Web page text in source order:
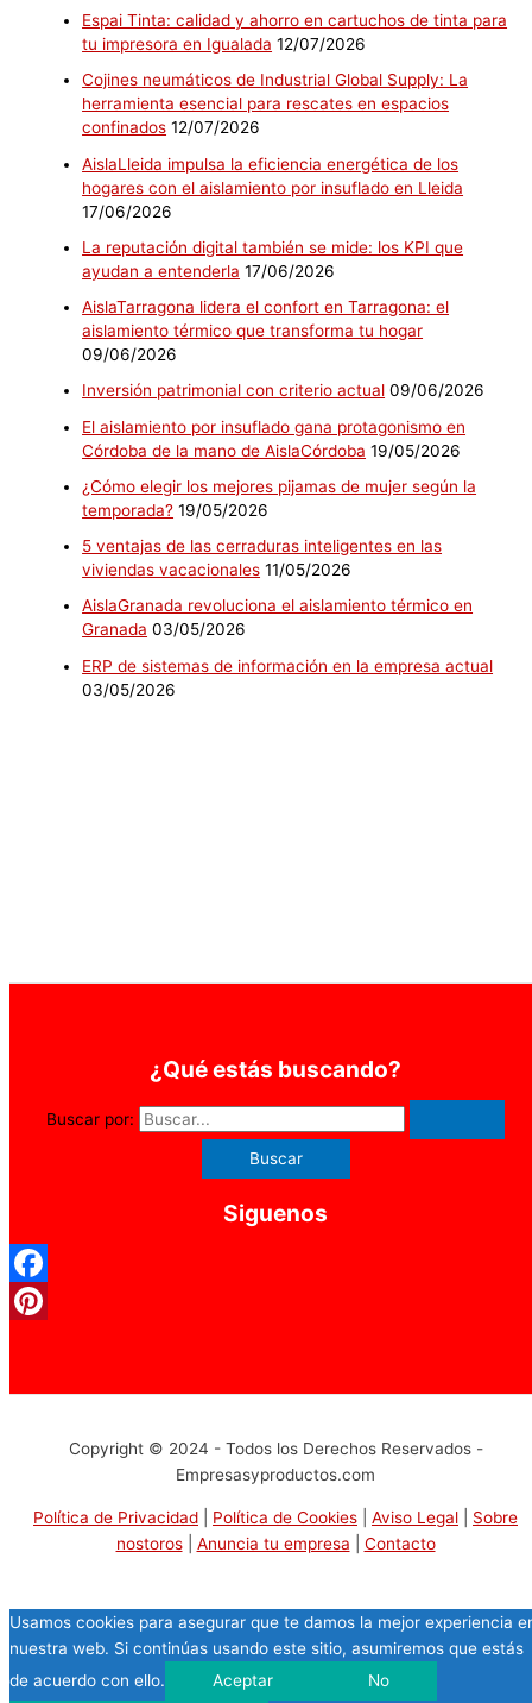
Espai Tinta: calidad y ahorro en cartuchos de tinta para
tu impresora en Igualada 12/07/2026
Cojines neumáticos de Industrial Global Supply: La
herramienta esencial para rescates en espacios
confinados 12/07/2026
AislaLleida impulsa la eficiencia energética de los
hogares con el aislamiento por insuflado en Lleida
17/06/2026
La reputación digital también se mide: los KPI que
ayudan a entenderla 17/06/2026
AislaTarragona lidera el confort en Tarragona: el
aislamiento térmico que transforma tu hogar
09/06/2026
Inversión patrimonial con criterio actual 09/06/2026
El aislamiento por insuflado gana protagonismo en
Córdoba de la mano de AislaCórdoba 19/05/2026
¿Cómo elegir los mejores pijamas de mujer según la
temporada? 19/05/2026
5 ventajas de las cerraduras inteligentes en las
viviendas vacacionales 11/05/2026
AislaGranada revoluciona el aislamiento térmico en
Granada 03/05/2026
ERP de sistemas de información en la empresa actual
03/05/2026
¿Qué estás buscando?
Buscar por:
Siguenos
Copyright © 2024 - Todos los Derechos Reservados -
Empresasyproductos.com
Política de Privacidad Política de Cookies Aviso Legal
Sobre
nostoros| Anuncia tu empresa Contacto
Usamos cookies para asegurar que te damos la mejor experiencia
nuestra web. Si continúas usando este sitio, asumiremos que estás
de acuerdo con ello.
Aceptar No